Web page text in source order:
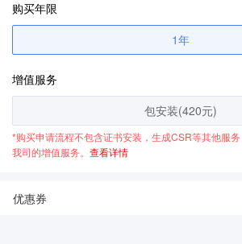
购买年限
1年
增值服务
包安装(420元)
*购买申请流程不包含证书安装，生成CSR等其他服
我司的增值服务。 查看详情
优惠券